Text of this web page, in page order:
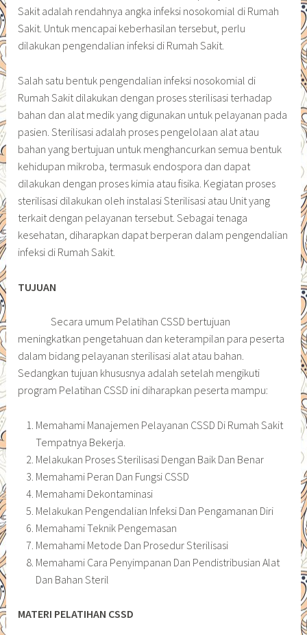
Sakit adalah rendahnya angka infeksi nosokomial di Rumah
Sakit. Untuk mencapai keberhasilan tersebut, perlu
dilakukan pengendalian infeksi di Rumah Sakit.
Salah satu bentuk pengendalian infeksi nosokomial di
Rumah Sakit dilakukan dengan proses sterilisasi terhadap
bahan dan alat medik yang digunakan untuk pelayanan pada
pasien. Sterilisasi adalah proses pengelolaan alat atau
bahan yang bertujuan untuk menghancurkan semua bentuk
kehidupan mikroba, termasuk endospora dan dapat
dilakukan dengan proses kimia atau fisika. Kegiatan proses
sterilisasi dilakukan oleh instalasi Sterilisasi atau Unit yang
terkait dengan pelayanan tersebut. Sebagai tenaga
kesehatan, diharapkan dapat berperan dalam pengendalian
infeksi di Rumah Sakit.
TUJUAN
Secara umum Pelatihan CSSD bertujuan
meningkatkan pengetahuan dan keterampilan para peserta
dalam bidang pelayanan sterilisasi alat atau bahan.
Sedangkan tujuan khususnya adalah setelah mengikuti
program Pelatihan CSSD ini diharapkan peserta mampu:
Memahami Manajemen Pelayanan CSSD Di Rumah Sakit
Tempatnya Bekerja.
Melakukan Proses Sterilisasi Dengan Baik Dan Benar
Memahami Peran Dan Fungsi CSSD
Memahami Dekontaminasi
Melakukan Pengendalian Infeksi Dan Pengamanan Diri
Memahami Teknik Pengemasan
Memahami Metode Dan Prosedur Sterilisasi
Memahami Cara Penyimpanan Dan Pendistribusian Alat
Dan Bahan Steril
MATERI PELATIHAN CSSD